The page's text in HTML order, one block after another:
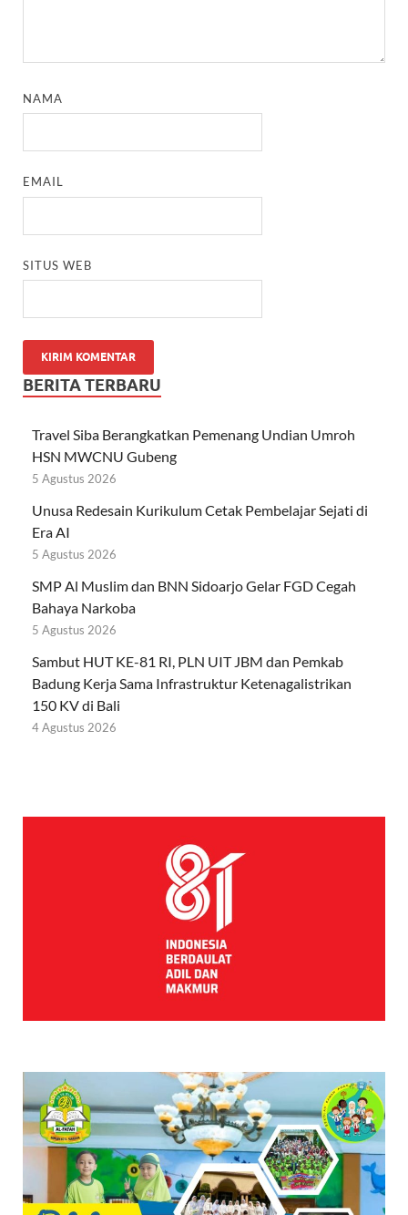
NAMA
EMAIL
SITUS WEB
BERITA TERBARU
Travel Siba Berangkatkan Pemenang Undian Umroh
HSN MWCNU Gubeng
5 Agustus 2026
Unusa Redesain Kurikulum Cetak Pembelajar Sejati di
Era AI
5 Agustus 2026
SMP Al Muslim dan BNN Sidoarjo Gelar FGD Cegah
Bahaya Narkoba
5 Agustus 2026
Sambut HUT KE-81 RI, PLN UIT JBM dan Pemkab
Badung Kerja Sama Infrastruktur Ketenagalistrikan
150 KV di Bali
4 Agustus 2026